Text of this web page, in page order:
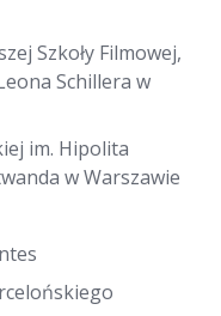
Szkoły Filmowej,
Schillera w
im. Hipolita
w Warszawie